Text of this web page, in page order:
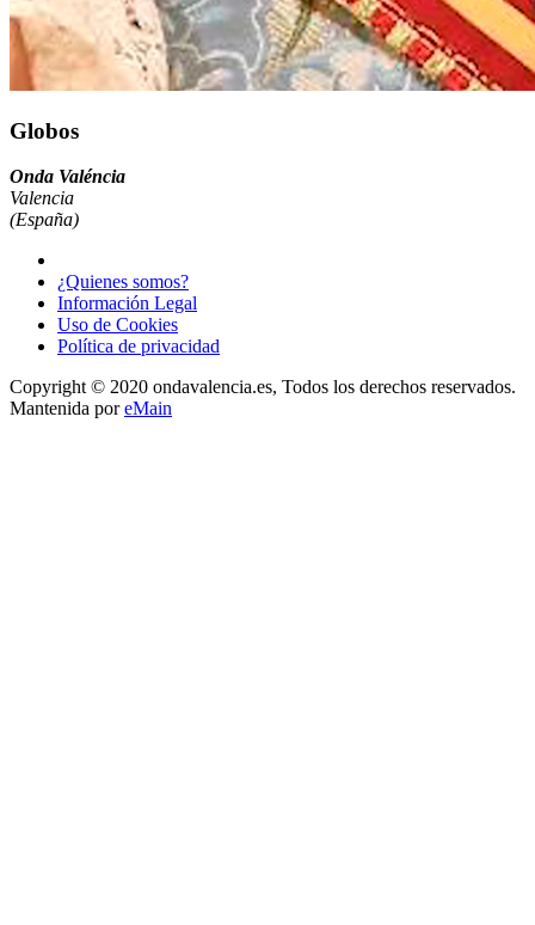
Globos
Onda Valéncia
Valencia
(España)
¿Quienes somos?
Información Legal
Uso de Cookies
Política de privacidad
Copyright © 2020 ondavalencia.es, Todos los derechos reservados.
Mantenida poreMain